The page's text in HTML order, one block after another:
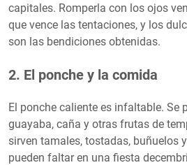
capitales. Romperla con los ojos
que vence las tentaciones, y los
son las bendiciones obtenidas.
2. El ponche y la comida
El ponche caliente es infaltable. Se
guayaba, caña y otras frutas de
sirven tamales, tostadas, buñuelos
pueden faltar en una fiesta